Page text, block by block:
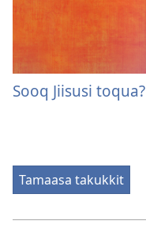
Sooq Jiisusi toqua?
Tamaasa takukkit